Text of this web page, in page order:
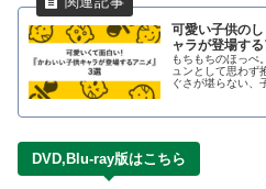
可愛い子供の
ャラが登場す
もちもちのほっぺ
ュンとして思わず
ぐさが堪らない、
SPY×FAMILY（
DVD,Blu-ray版はこちら